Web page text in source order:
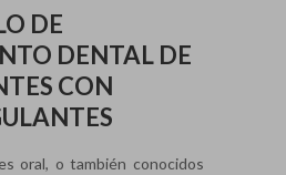
DE
DENTAL DE
CON
oral, o también conocidos